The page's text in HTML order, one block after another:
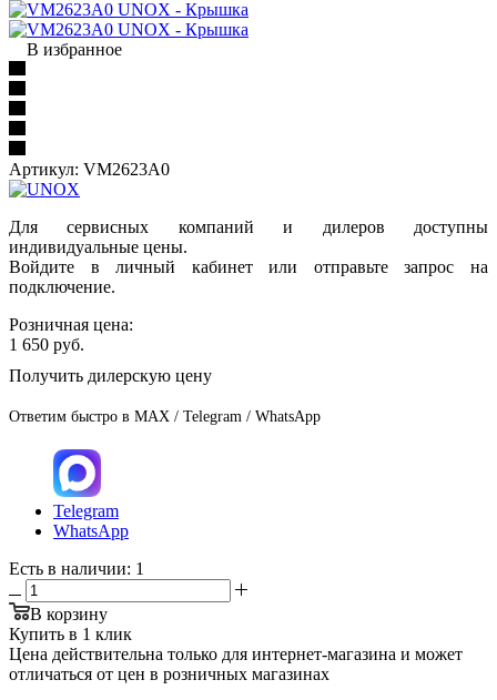
В избранное
Артикул: VM2623A0
Для сервисных компаний и дилеров доступны
индивидуальные цены.
Войдите в личный кабинет или отправьте запрос на
подключение.
Розничная цена:
1 650 руб.
Получить дилерскую цену
Ответим быстро в MAX / Telegram / WhatsApp
Telegram
WhatsApp
Есть в наличии: 1
В корзину
Купить в 1 клик
Цена действительна только для интернет-магазина и может
отличаться от цен в розничных магазинах